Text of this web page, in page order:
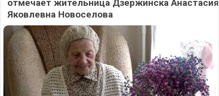
отмечает жительница Дзержинска Анастасия
Яковлевна Новоселова